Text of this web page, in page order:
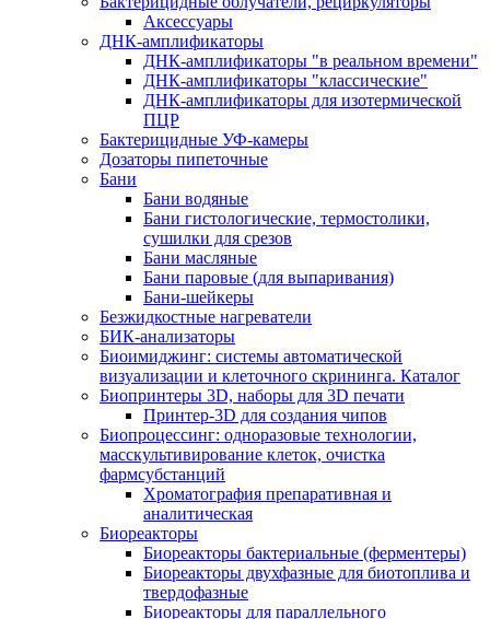
Аксессуары
ДНК-амплификаторы
ДНК-амплификаторы "в реальном времени"
ДНК-амплификаторы "классические"
ДНК-амплификаторы для изотермической
ПЦР
Бактерицидные УФ-камеры
Дозаторы пипеточные
Бани
Бани водяные
Бани гистологические, термостолики,
сушилки для срезов
Бани масляные
Бани паровые (для выпаривания)
Бани-шейкеры
Безжидкостные нагреватели
БИК-анализаторы
Биоимиджинг: системы автоматической
визуализации и клеточного скрининга. Каталог
Биопринтеры 3D, наборы для 3D печати
Принтер-3D для создания чипов
Биопроцессинг: одноразовые технологии,
масскультивирование клеток, очистка
фармсубстанций
Хроматография препаративная и
аналитическая
Биореакторы
Биореакторы бактериальные (ферментеры)
Биореакторы двухфазные для биотоплива и
твердофазные
Биореакторы для параллельного